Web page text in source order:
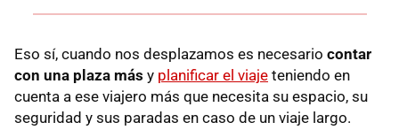
Eso sí, cuando nos desplazamos es necesario contar
con una plaza más y planificar el viaje teniendo en
cuenta a ese viajero más que necesita su espacio, su
seguridad y sus paradas en caso de un viaje largo.